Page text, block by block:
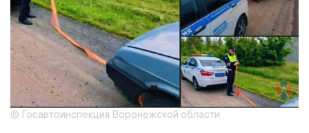
© Госавтоинспекция Воронежской области